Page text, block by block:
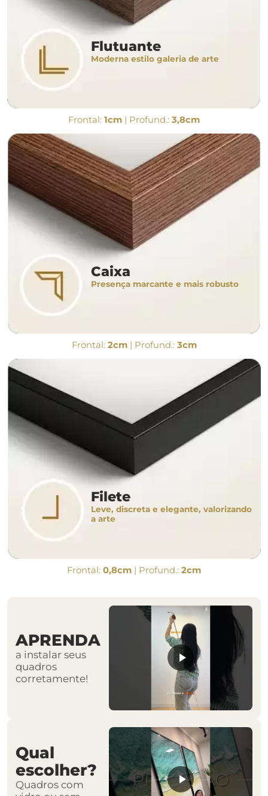
Flutuante
Moderna estilo galeria de arte
Frontal: 1cm | Profund.: 3,8cm
Caixa
Presença marcante e mais robusto
Frontal: 2cm| Profund.: 3cm
Filete
Leve, discreta e elegante, valorizando
a arte
Frontal: 0,8cm | Profund.: 2cm
APRENDA
a instalar seus
quadros
corretamente!
Qual
escolher?
Quadros com